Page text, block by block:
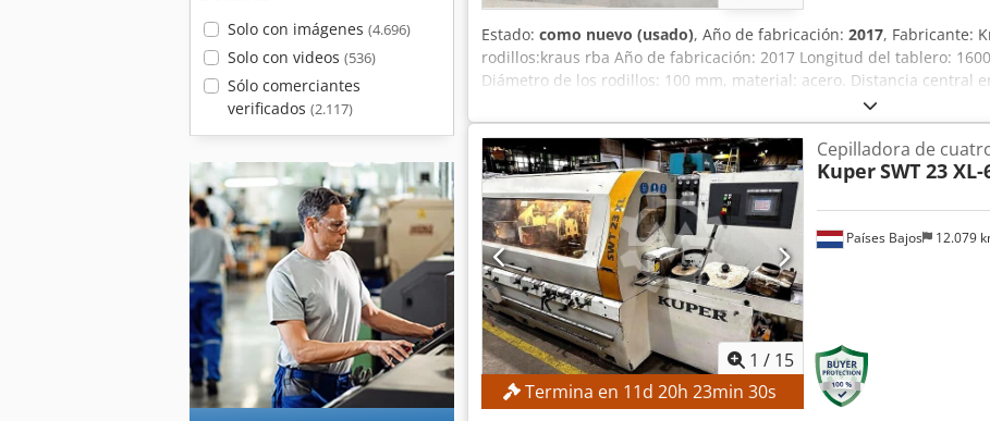
Solo con imágenes (4.696)
Solo con videos (536)
Sólo comerciantes
verificados (2.117)
Estado: como nuevo (usado), Año de fabricación: 2017, Fabricante:
rodillos:kraus rba Año de fabricación: 2017 Longitud del tablero:
Diámetro de los rodillos: 100 mm, material: acero. Distancia central
carga: 2000 kg Altura de elevación: 1700 mm Sin unidad hidráulica
eléctrico de engranajes. 1,1 kW, 400 V, 50 Hz Codpfxenr Hfys Aknjrf
1 / 15
Termina en 11d20h23min29s
Países Bajos 12.079
Cepilladora de
KuperSWT 23 XL-